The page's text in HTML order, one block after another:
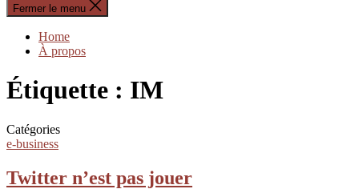
Fermer le menu
Home
À propos
Étiquette : IM
Catégories
e-business
Twitter n’est pas jouer